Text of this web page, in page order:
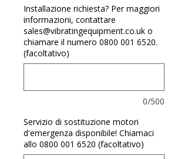
Installazione richiesta? Per maggiori
informazioni, contattare
sales@vibratingequipment.co.uk o
chiamare il numero 0800 001 6520.
(facoltativo)
0/500
Servizio di sostituzione motori
d'emergenza disponibile! Chiamaci
allo 0800 001 6520 (facoltativo)